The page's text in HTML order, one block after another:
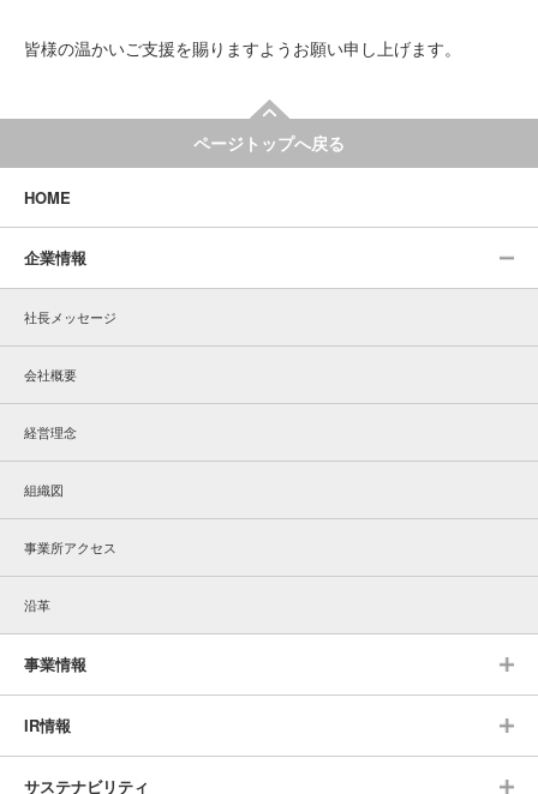
皆様の温かいご支援を賜りますようお願い申し上げます。
ページトップへ戻る
HOME
企業情報
社長メッセージ
会社概要
経営理念
組織図
事業所アクセス
沿革
事業情報
IR情報
サステナビリティ